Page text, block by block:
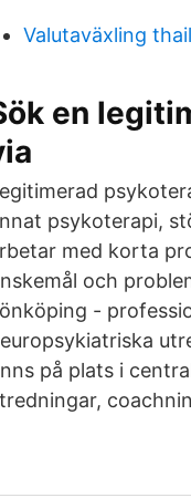
Valutaväxling
en
psykoterapi,
med korta
och
-
på plats i